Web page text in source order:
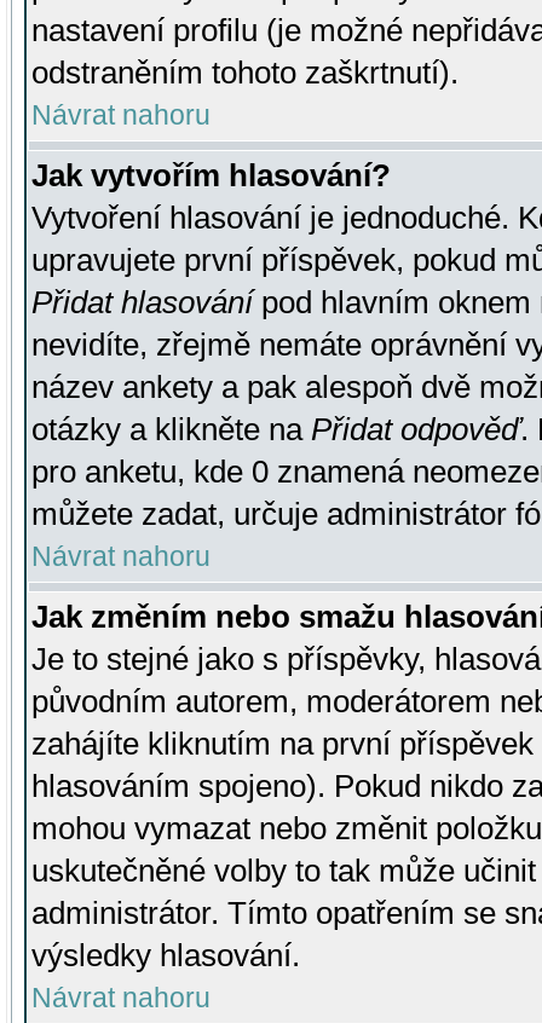
nastavení profilu (je možné
odstraněním tohoto zaškrtnutí).
Návrat nahoru
Jak vytvořím hlasování?
Vytvoření hlasování je jednoduché.
upravujete první příspěvek, pokud
Přidat hlasovánípod hlavním oknem
nevidíte, zřejmě nemáte oprávnění
název ankety a pak alespoň dvě
otázky a klikněte na Přidat odpověď.
pro anketu, kde 0 znamená
můžete zadat, určuje administrátor
Návrat nahoru
Jak změním nebo smažu
Je to stejné jako s příspěvky,
původním autorem, moderátorem
zahájíte kliknutím na první
hlasováním spojeno). Pokud nikdo
mohou vymazat nebo změnit
uskutečněné volby to tak může
administrátor. Tímto opatřením se
výsledky hlasování.
Návrat nahoru